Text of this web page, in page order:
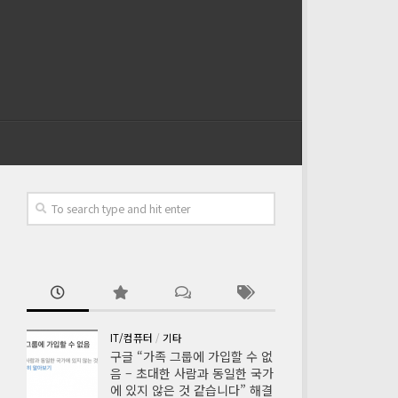
IT/컴퓨터 / 기타
구글 “가족 그룹에 가입할 수 없
음 – 초대한 사람과 동일한 국가
에 있지 않은 것 같습니다” 해결